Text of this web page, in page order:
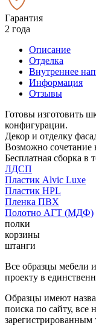
Гарантия
2 года
Описание
Отделка
Внутреннее
Информация
Отзывы
Готовы изготовить
конфигурации.
Декор и отделку
Возможно сочетание
Бесплатная сборка в
ЛДСП
Пластик Alvic Luxe
Пластик HPL
Пленка ПВХ
Полотно АГТ (МДФ)
полки
корзины
штанги
Все образцы мебели
проекту в
Образцы имеют
поиска по сайту, все